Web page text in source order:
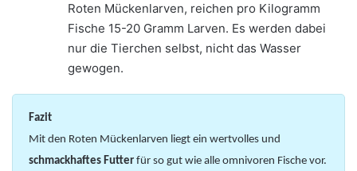
Roten Mückenlarven, reichen pro Kilogramm
Fische 15-20 Gramm Larven. Es werden dabei
nur die Tierchen selbst, nicht das Wasser
gewogen.
Fazit
Mit den Roten Mückenlarven liegt ein wertvolles und
schmackhaftes Futter für so gut wie alle omnivoren Fische vor.